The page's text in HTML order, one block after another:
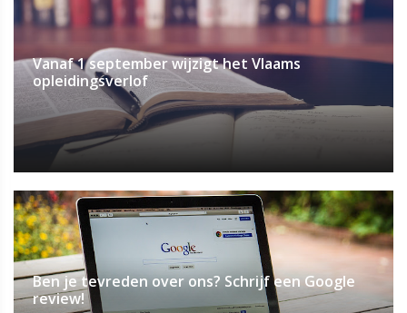
Vanaf 1 september wijzigt het Vlaams
opleidingsverlof
Ben je tevreden over ons? Schrijf een Google
review!